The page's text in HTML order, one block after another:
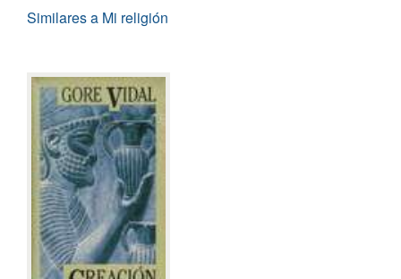
Similares a Mi religión